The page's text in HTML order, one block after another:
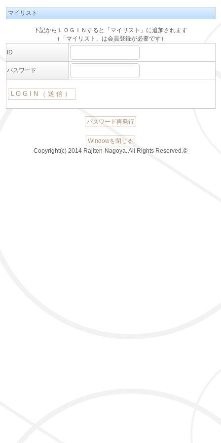
マイリスト
下記からＬＯＧＩＮすると「マイリスト」に追加されます
（「マイリスト」は会員登録が必要です）
ID
パスワード
パスワード再発行
Windowを閉じる
Copyright(c) 2014 Rajiten-Nagoya. All Rights Reserved.©